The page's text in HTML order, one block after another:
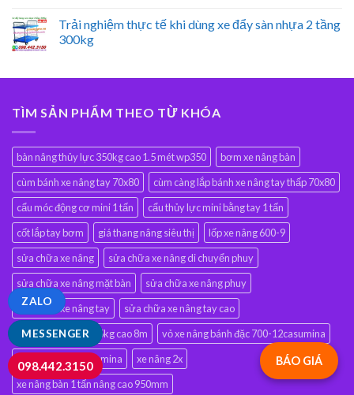
Trải nghiệm thực tế khi dùng xe đẩy sàn nhựa 2 tầng
300kg
TÌM SẢN PHẨM THEO TỪ KHÓA
bàn nâng thủy lực 350kg cao 1.5 mét wp350
bơm xe nâng bàn
cùm bánh xe nâng tay 70x80
cùm càng lắp bánh xe nâng tay thấp 70x80
cẩu móc động cơ mini 1 tấn
cẩu thủy lực mini bằng tay 1 tấn
cốt lắp tay bơm
giá thang nâng siêu thị
lốp xe nâng 600-9
sửa chữa xe nâng
sửa chữa xe nâng di chuyển phuy
sửa chữa xe nâng mặt bàn
sửa chữa xe nâng phuy
sửa chữa xe nâng tay
sửa chữa xe nâng tay cao
thang nâng đơn 125kg cao 8m
vỏ xe nâng bánh đặc 700-12casumina
vỏ đặc 825-15 casumina
xe nâng 2x
xe nâng bàn 1 tấn nâng cao 950mm
BÁO GIÁ
MESSENGER
ZALO
098.442.3150